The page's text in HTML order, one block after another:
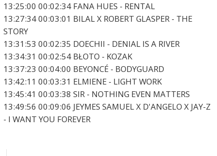
13:25:00 00:02:34 FANA HUES - RENTAL
13:27:34 00:03:01 BILAL X ROBERT GLASPER - THE
STORY
13:31:53 00:02:35 DOECHII - DENIAL IS A RIVER
13:34:31 00:02:54 BŁOTO - KOZAK
13:37:23 00:04:00 BEYONCÉ - BODYGUARD
13:42:11 00:03:31 ELMIENE - LIGHT WORK
13:45:41 00:03:38 SIR - NOTHING EVEN MATTERS
13:49:56 00:09:06 JEYMES SAMUEL X D'ANGELO X JAY-Z
- I WANT YOU FOREVER